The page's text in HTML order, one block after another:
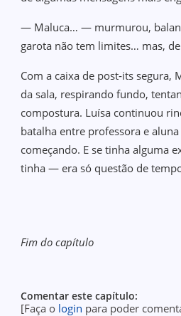
— Maluca… — murmurou,
garota não tem limites… mas,
Com a caixa de post‑its segura,
da sala, respirando fundo,
compostura. Luísa continuou
batalha entre professora e
começando. E se tinha alguma
tinha — era só questão de
Fim do capítulo
Comentar este capítulo:
[Faça o login para poder